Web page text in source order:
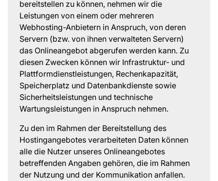
bereitstellen zu können, nehmen wir die
Leistungen von einem oder mehreren
Webhosting-Anbietern in Anspruch, von deren
Servern (bzw. von ihnen verwalteten Servern)
das Onlineangebot abgerufen werden kann. Zu
diesen Zwecken können wir Infrastruktur- und
Plattformdienstleistungen, Rechenkapazität,
Speicherplatz und Datenbankdienste sowie
Sicherheitsleistungen und technische
Wartungsleistungen in Anspruch nehmen.
Zu den im Rahmen der Bereitstellung des
Hostingangebotes verarbeiteten Daten können
alle die Nutzer unseres Onlineangebotes
betreffenden Angaben gehören, die im Rahmen
der Nutzung und der Kommunikation anfallen.